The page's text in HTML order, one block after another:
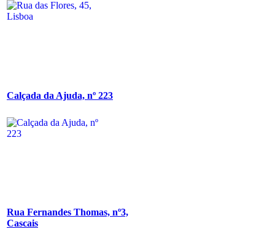
Calçada da Ajuda, nº 223
Rua Fernandes Thomas, nº3,
Cascais